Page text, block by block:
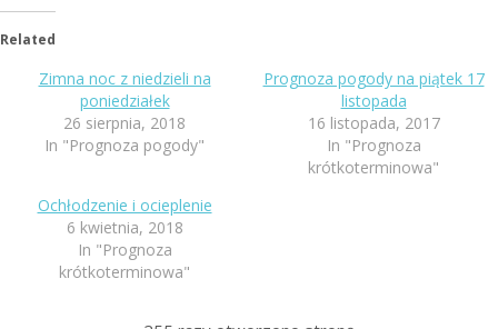
Related
Zimna noc z niedzieli na
poniedziałek
26 sierpnia, 2018
In "Prognoza pogody"
Prognoza pogody na piątek 17
listopada
16 listopada, 2017
In "Prognoza
krótkoterminowa"
Ochłodzenie i ocieplenie
6 kwietnia, 2018
In "Prognoza
krótkoterminowa"